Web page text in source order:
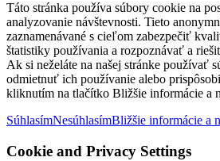
Táto stránka používa súbory cookie na
analyzovanie návštevnosti. Tieto
zaznamenávané s cieľom zabezpečiť
štatistiky používania a rozpoznávať a
Ak si neželáte na našej stránke používať
odmietnuť ich používanie alebo
kliknutím na tlačítko Bližšie informácie a
SúhlasímNesúhlasímBližšie informácie a
Cookie and Privacy Settings